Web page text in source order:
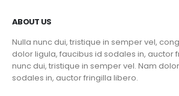
ABOUT US
Nulla nunc dui, tristique in semper vel,
dolor ligula, faucibus id sodales in, auctor
nunc dui, tristique in semper vel. Nam
sodales in, auctor fringilla libero.